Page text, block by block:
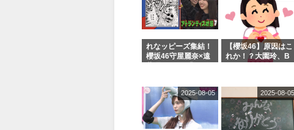
売受付中
れなッピーズ集結！
櫻坂46守屋麗奈×遠
ジオ出演決定
【櫻坂46】原因はこ
れか！？大園玲、B
2025-08-05 2025-08-05